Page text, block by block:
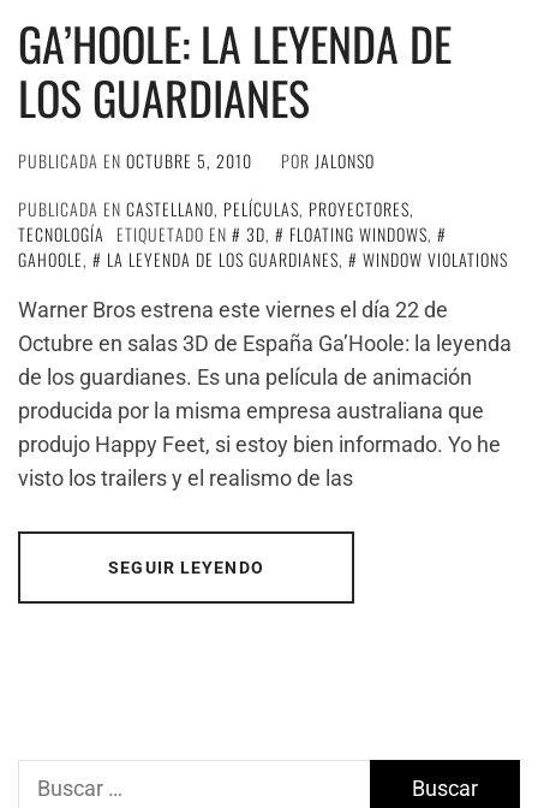
GA’HOOLE: LA LEYENDA DE
LOS GUARDIANES
PUBLICADA EN OCTUBRE 5, 2010 POR JALONSO
PUBLICADA EN CASTELLANO, PELÍCULAS, PROYECTORES,
TECNOLOGÍA
ETIQUETADO EN 3D, FLOATING WINDOWS,
GAHOOLE, LA LEYENDA DE LOS GUARDIANES,
WINDOW VIOLATIONS
Warner Bros estrena este viernes el día 22 de
Octubre en salas 3D de España Ga’Hoole: la leyenda
de los guardianes. Es una película de animación
producida por la misma empresa australiana que
produjo Happy Feet, si estoy bien informado. Yo he
visto los trailers y el realismo de las
SEGUIR LEYENDO
Buscar: